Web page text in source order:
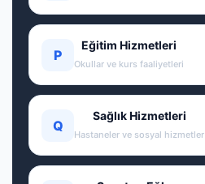
P
Eğitim Hizmetleri
Okullar ve kurs faaliyetleri
Q
Sağlık Hizmetleri
Hastaneler ve sosyal hizmetler